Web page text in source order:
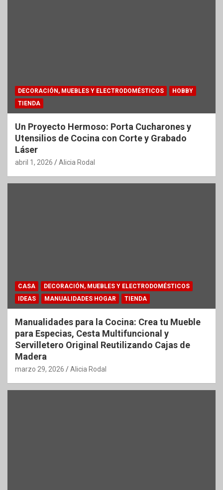
DECORACIÓN, MUEBLES Y ELECTRODOMÉSTICOS
HOBBY
TIENDA
Un Proyecto Hermoso: Porta Cucharones y
Utensilios de Cocina con Corte y Grabado
Láser
abril 1, 2026 Alicia Rodal
CASA
DECORACIÓN, MUEBLES Y ELECTRODOMÉSTICOS
IDEAS
MANUALIDADES HOGAR TIENDA
Manualidades para la Cocina: Crea tu Mueble
para Especias, Cesta Multifuncional y
Servilletero Original Reutilizando Cajas de
Madera
marzo 29, 2026 Alicia Rodal